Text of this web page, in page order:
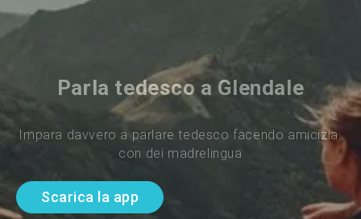
Parla tedesco a Glendale
Impara davvero a parlare tedesco facendo amicizia
con dei madrelingua
Scarica la app